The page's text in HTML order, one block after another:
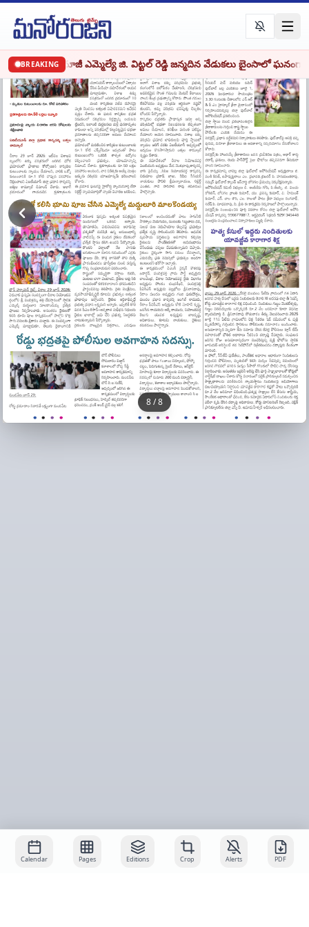
BREAKING
• మాజీ ఎమ్మెల్యే జి. విట్టల్ రెడ్డి జన్మదిన వేడుకలు బైంసాలో ఘనంగా
8/8
Calendar Pages Editions Crop Alerts PDF